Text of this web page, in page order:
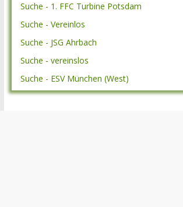
Suche - 1. FFC Turbine Potsdam
Suche - Vereinlos
Suche - JSG Ahrbach
Suche - vereinslos
Suche - ESV München (West)